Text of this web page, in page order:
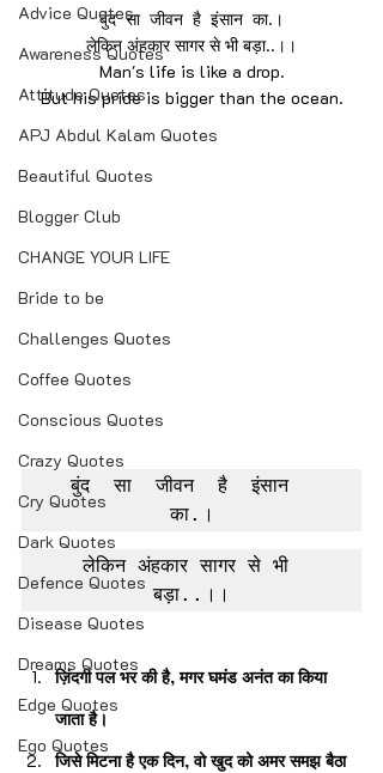
Advice Quotes
Awareness Quotes
Attitude Quotes
APJ Abdul Kalam Quotes
Beautiful Quotes
Blogger Club
CHANGE YOUR LIFE
Bride to be
Challenges Quotes
Coffee Quotes
Conscious Quotes
Crazy Quotes
Cry Quotes
Dark Quotes
Defence Quotes
Disease Quotes
Dreams Quotes
Edge Quotes
Ego Quotes
बुंद  सा  जीवन  है  इंसान  का.।
लेकिन अंहकार सागर से भी बड़ा..।।
Man's life is like a drop.
But his pride is bigger than the ocean.
बुंद  सा  जीवन  है  इंसान
का.।
लेकिन अंहकार सागर से भी
बड़ा..।।
ज़िंदगी पल भर की है, मगर घमंड अनंत का किया
जाता है।
जिसे मिटना है एक दिन, वो खुद को अमर समझ बैठा